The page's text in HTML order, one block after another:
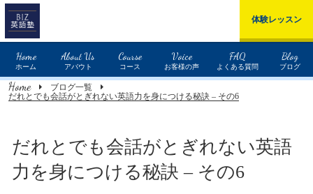
Home
ホーム
About Us
アバウト
Course
コース
Voice
お客様の声
FAQ
よくある質問
Blog
ブログ
体験レッスン
Home
ブログ一覧
だれとでも会話がとぎれない英語力を身につける秘訣 – その6
だれとでも会話がとぎれない英語
力を身につける秘訣 – その6